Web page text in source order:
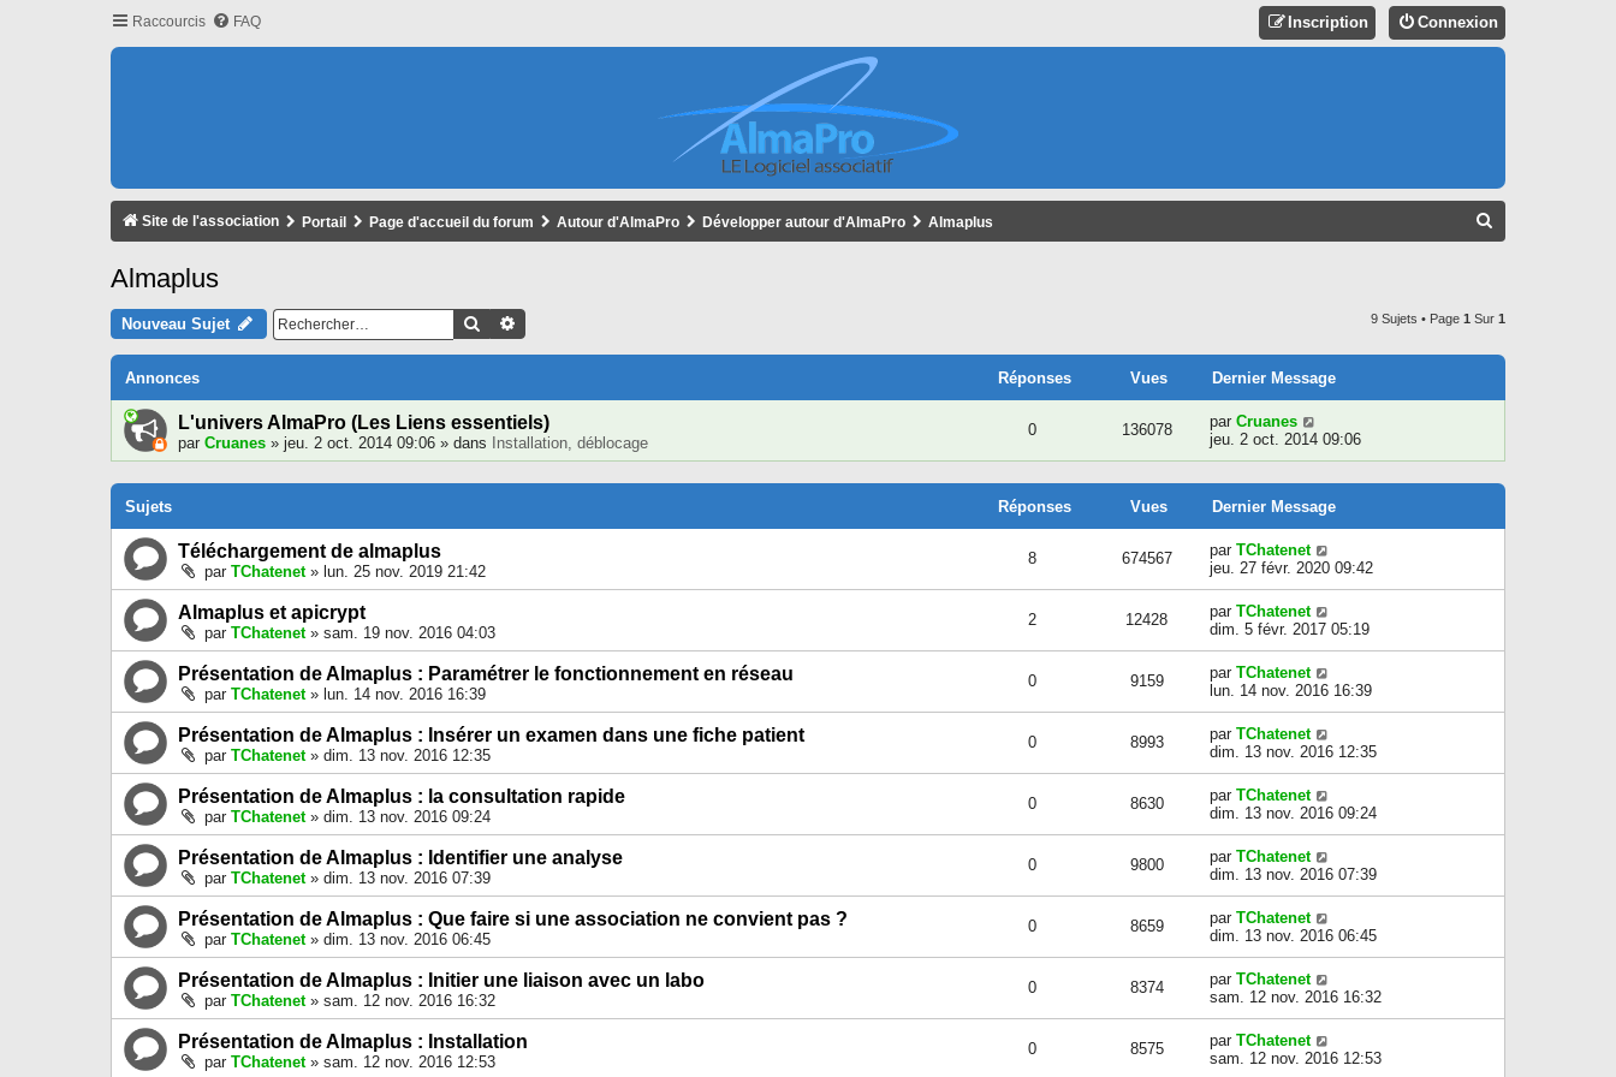
Raccourcis FAQ Connexion
Inscription
Site de l'association Portail Page d'accueil du forum Autour d'AlmaPro Développer autour d'AlmaPro Almaplus
H
Almaplus
Nouveau Sujet Rechercher 9 Sujets • Page 1 Sur 1
Annonces Réponses Vues Dernier Message
L'univers AlmaPro (Les Liens essentiels)
par Cruanes » jeu. 2 oct. 2014 09:06 » dans Installation, déblocage
0 136078 par Cruanes
jeu. 2 oct. 2014 09:06
Sujets Réponses Vues Dernier Message
Téléchargement de almaplus
par TChatenet» lun. 25 nov. 2019 21:42
8 674567 par TChatenet
jeu. 27 févr. 2020 09:42
Almaplus et apicrypt
par TChatenet» sam. 19 nov. 2016 04:03
2 12428 par TChatenet
dim. 5 févr. 2017 05:19
Présentation de Almaplus : Paramétrer le fonctionnement en réseau
par TChatenet» lun. 14 nov. 2016 16:39
0 9159 par TChatenet
lun. 14 nov. 2016 16:39
Présentation de Almaplus : Insérer un examen dans une fiche patient
par TChatenet» dim. 13 nov. 2016 12:35
0 8993 par TChatenet
dim. 13 nov. 2016 12:35
Présentation de Almaplus : la consultation rapide
par TChatenet» dim. 13 nov. 2016 09:24
0 8630 par TChatenet
dim. 13 nov. 2016 09:24
Présentation de Almaplus : Identifier une analyse
par TChatenet» dim. 13 nov. 2016 07:39
0 9800 par TChatenet
dim. 13 nov. 2016 07:39
Présentation de Almaplus : Que faire si une association ne convient pas ?
par TChatenet» dim. 13 nov. 2016 06:45
0 8659 par TChatenet
dim. 13 nov. 2016 06:45
Présentation de Almaplus : Initier une liaison avec un labo
par TChatenet» sam. 12 nov. 2016 16:32
0 8374 par TChatenet
sam. 12 nov. 2016 16:32
Présentation de Almaplus : Installation
par TChatenet» sam. 12 nov. 2016 12:53
0 8575 par TChatenet
sam. 12 nov. 2016 12:53